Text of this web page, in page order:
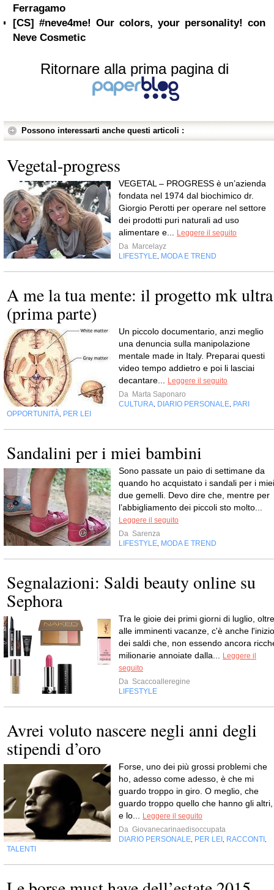
Ferragamo
[CS] #neve4me! Our colors, your personality! con
Neve Cosmetic
Ritornare alla prima pagina di
Possono interessarti anche questi articoli :
Vegetal-progress
VEGETAL – PROGRESS è un’azienda
fondata nel 1974 dal biochimico dr.
Giorgio Perotti per operare nel settore
dei prodotti puri naturali ad uso
alimentare e...
Leggere il seguito
Da Marcelayz
LIFESTYLE MODA E TREND
A me la tua mente: il progetto mk ultra
(prima parte)
Un piccolo documentario, anzi meglio
una denuncia sulla manipolazione
mentale made in Italy. Preparai questi
video tempo addietro e poi li lasciai
decantare...
Leggere il seguito
Da Marta Saponaro
CULTURA DIARIO PERSONALE PARI
OPPORTUNITÀ PER LEI
Sandalini per i miei bambini
Sono passate un paio di settimane da
quando ho acquistato i sandali per i miei
due gemelli. Devo dire che, mentre per
l’abbigliamento dei piccoli sto molto...
Leggere il seguito
Da Sarenza
LIFESTYLE MODA E TREND
Segnalazioni: Saldi beauty online su
Sephora
Tra le gioie dei primi giorni di luglio, oltre
alle imminenti vacanze, c'è anche l'inizio
dei saldi che, non essendo ancora
milionarie annoiate dalla...
Leggere il
seguito
Da Scaccoalleregine
LIFESTYLE
Avrei voluto nascere negli anni degli
stipendi d’oro
Forse, uno dei più grossi problemi che
ho, adesso come adesso, è che mi
guardo troppo in giro. O meglio, che
guardo troppo quello che hanno gli altri,
e lo...
Leggere il seguito
Da Giovanecarinaedisoccupata
DIARIO PERSONALE PER LEI RACCONTI
TALENTI